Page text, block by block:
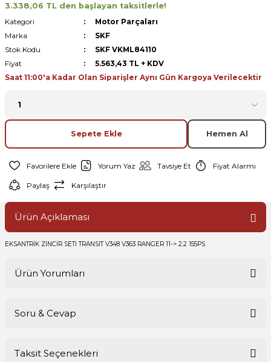
3.338,06 TL den başlayan taksitlerle!
Kategori
Motor Parçaları
Marka
SKF
Stok Kodu
SKF VKML84110
Fiyat
5.563,43 TL + KDV
Saat 11:00'a Kadar Olan Siparişler Aynı Gün Kargoya Verilecektir
Sepete Ekle Hemen Al
Yorum Yaz Tavsiye Et Fiyat Alarmı
Paylaş Karşılaştır
Ürün Açıklaması
EKSANTRİK ZİNCİR SETİ TRANSIT V348 V363 RANGER 11-> 2.2 155PS
Ürün Yorumları
Soru & Cevap
Taksit Seçenekleri